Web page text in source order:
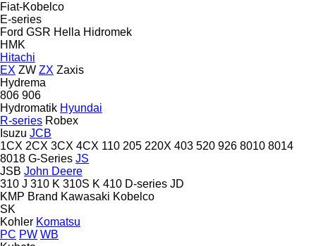
Fiat-Kobelco
E-series
Ford GSR Hella Hidromek
HMK
Hitachi
EX ZW ZX Zaxis
Hydrema
806 906
Hydromatik Hyundai
R-series Robex
Isuzu JCB
1CX 2CX 3CX 4CX 110 205 220X 403 520 926 8010 8014
8018 G-Series JS
JSB John Deere
310 J 310 K 310S K 410 D-series JD
KMP Brand Kawasaki Kobelco
SK
Kohler Komatsu
PC PW WB